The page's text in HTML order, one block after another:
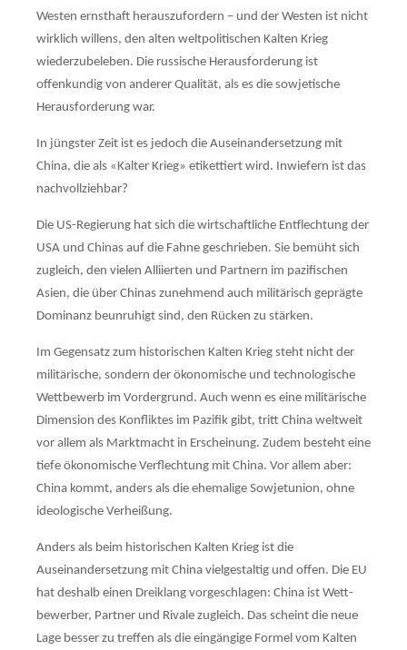
Westen ernsthaft herauszufordern – und der Wes­ten ist nicht
wirklich willens, den alten weltpolitischen Kalten Krieg
wiederzubeleben. Die russische Herausforderung ist
offenkundig von anderer Qualität, als es die sowje­tische
Heraus­for­derung war.
In jüngster Zeit ist es jedoch die Auseinandersetzung mit
China, die als «Kalter Krieg» etiket­tiert wird. Inwiefern ist das
nachvollziehbar?
Die US-Regierung hat sich die wirtschaftliche Entflechtung der
USA und Chinas auf die Fahne geschrieben. Sie bemüht sich
zugleich, den vielen Alliierten und Partnern im pazifi­schen
Asien, die über Chinas zunehmend auch militärisch geprägte
Dominanz beunruhigt sind, den Rücken zu stärken.
Im Gegensatz zum historischen Kalten Krieg steht nicht der
militärische, sondern der ökono­mische und technologische
Wettbewerb im Vordergrund. Auch wenn es eine militä­rische
Dimen­sion des Konfliktes im Pazifik gibt, tritt China weltweit
vor allem als Markt­macht in Erscheinung. Zudem besteht eine
tiefe ökonomische Verflechtung mit China. Vor allem aber:
China kommt, anders als die ehemalige Sowjetunion, ohne
ideolo­gische Ver­heißung.
Anders als beim historischen Kalten Krieg ist die
Auseinandersetzung mit China viel­gestal­tig und offen. Die EU
hat deshalb einen Dreiklang vorgeschlagen: China ist Wett­
bewerber, Partner und Rivale zugleich. Das scheint die neue
Lage besser zu treffen als die eingängige Formel vom Kalten